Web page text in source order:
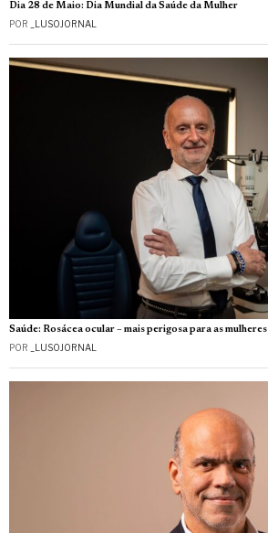
Dia 28 de Maio: Dia Mundial da Saúde da Mulher
POR _LUSOJORNAL
Saúde: Rosácea ocular – mais perigosa para as mulheres
POR _LUSOJORNAL